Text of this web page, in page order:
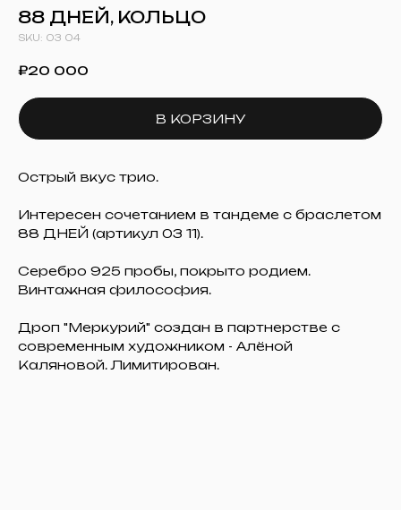
88 ДНЕЙ, КОЛЬЦО
SKU: 03 04
₽20 000
В КОРЗИНУ
Острый вкус трио.
Интересен сочетанием в тандеме с браслетом
88 ДНЕЙ (артикул 03 11).
Серебро 925 пробы, покрыто родием.
Винтажная философия.
Дроп "Меркурий" создан в партнерстве с
современным художником - Алёной
Каляновой. Лимитирован.